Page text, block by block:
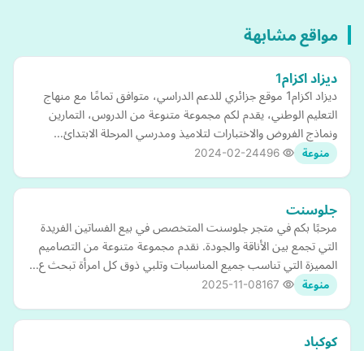
مواقع مشابهة
ديزاد اكزام1
ديزاد اكزام1 موقع جزائري للدعم الدراسي، متوافق تمامًا مع منهاج
التعليم الوطني، يقدم لكم مجموعة متنوعة من الدروس، التمارين
ونماذج الفروض والاختبارات لتلاميذ ومدرسي المرحلة الابتدائ…
منوعة 2024-02-24
جلوسنت
مرحبًا بكم في متجر جلوسنت المتخصص في بيع الفساتين الفريدة
التي تجمع بين الأناقة والجودة. نقدم مجموعة متنوعة من التصاميم
المميزة التي تناسب جميع المناسبات وتلبي ذوق كل امرأة تبحث ع…
منوعة 2025-11-08
كوكباد